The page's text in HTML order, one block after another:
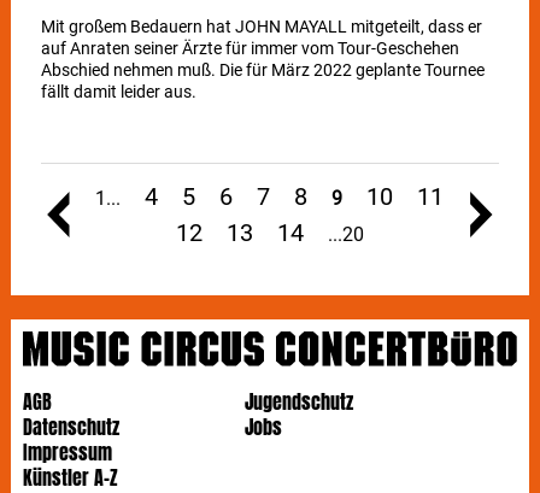
Mit großem Bedauern hat JOHN MAYALL mitgeteilt, dass er
auf Anraten seiner Ärzte für immer vom Tour-Geschehen
Abschied nehmen muß. Die für März 2022 geplante Tournee
fällt damit leider aus.
1 4 5 6 7 8 9 10
11
12
13 14 20
AGB
Datenschutz
Impressum
Jugendschutz
Jobs
Künstler A-Z